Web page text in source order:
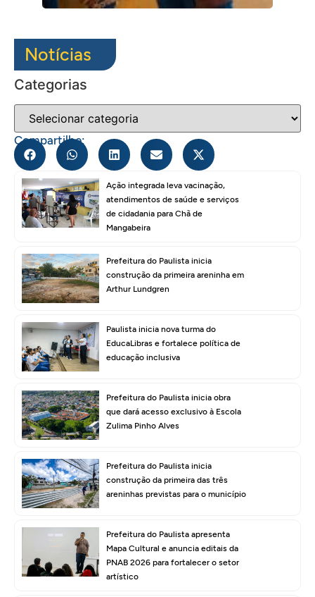
Notícias
Categorias
Compartilhe:
Ação integrada leva vacinação,
atendimentos de saúde e serviços
de cidadania para Chã de
Mangabeira
Prefeitura do Paulista inicia
construção da primeira areninha em
Arthur Lundgren
Paulista inicia nova turma do
EducaLibras e fortalece política de
educação inclusiva
Prefeitura do Paulista inicia obra
que dará acesso exclusivo à Escola
Zulima Pinho Alves
Prefeitura do Paulista inicia
construção da primeira das três
areninhas previstas para o município
Prefeitura do Paulista apresenta
Mapa Cultural e anuncia editais da
PNAB 2026 para fortalecer o setor
artístico